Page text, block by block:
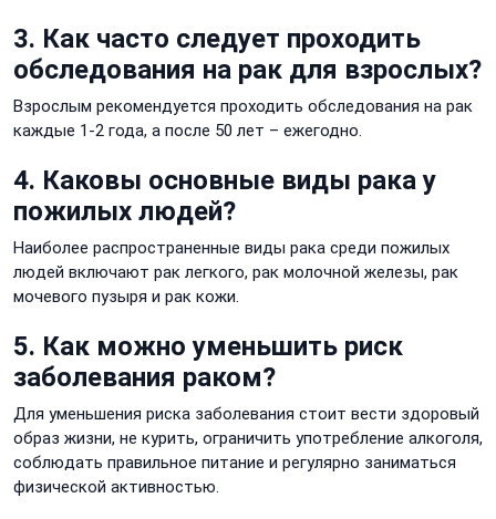
3. Как часто следует проходить
обследования на рак для взрослых?
Взрослым рекомендуется проходить обследования на рак
каждые 1-2 года, а после 50 лет – ежегодно.
4. Каковы основные виды рака у
пожилых людей?
Наиболее распространенные виды рака среди пожилых
людей включают рак легкого, рак молочной железы, рак
мочевого пузыря и рак кожи.
5. Как можно уменьшить риск
заболевания раком?
Для уменьшения риска заболевания стоит вести здоровый
образ жизни, не курить, ограничить употребление алкоголя,
соблюдать правильное питание и регулярно заниматься
физической активностью.